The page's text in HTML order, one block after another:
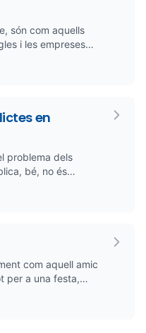
són com aquells
i les empreses
en
problema dels
bé, no és
com aquell amic
per a una festa,